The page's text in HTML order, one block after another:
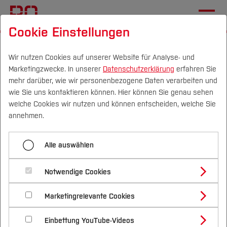
Campus Personen DE|EN Quicklinks
Studium
Studienangebote
Bachelorstudiengänge
Masterstudiengänge
Vor dem Studium
Bewerben & Einschreiben
Bewerbungsportal
Im Studium
Studienbüros und Prüfungen
Nach dem Studium
Forschung & Transfer
Profil
Forschungs- und Transferprofil
Schwerpunkte (FuT)
Beratung & Förderung
Nachhaltigkeit
Nachhaltigkeit studieren
International
Studienbüros und Prüfungen
Mein Studiengang
Bau- und
Umweltingenieurwesen
Informationen rund um Ihre
Prüfungenund zurfachspezifischen
Organisation.
Cookie Einstellungen
Wir nutzen Cookies auf unserer Website für Analyse- und
Marketingzwecke. In unserer Datenschutzerklärung erfahren Sie
mehr darüber, wie wir personenbezogene Daten verarbeiten und
wie Sie uns kontaktieren können. Hier können Sie genau sehen
welche Cookies wir nutzen und können entscheiden, welche Sie
annehmen.
Alle auswählen
Notwendige Cookies
Marketingrelevante Cookies
Einbettung YouTube-Videos